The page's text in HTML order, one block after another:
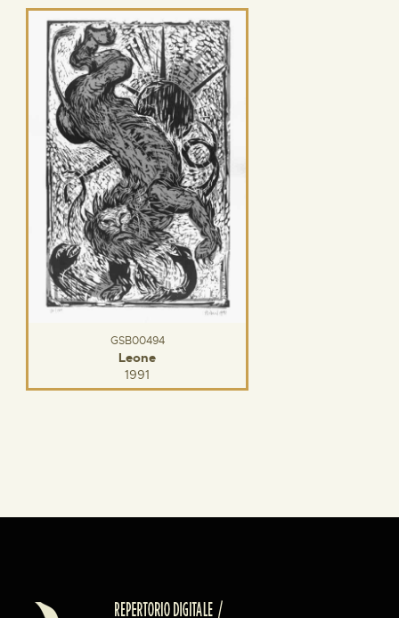
GSB00494
Leone
1991